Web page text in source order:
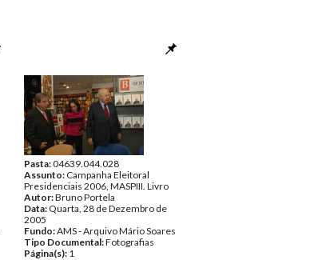
Pasta:04639.044.028
Assunto: Campanha Eleitoral
Presidenciais 2006, MASPIII. Livro
Autor:Bruno Portela
Data: Quarta, 28 de Dezembro de
2005
Fundo:AMS - Arquivo Mário Soares
Tipo Documental:Fotografias
Página(s): 1